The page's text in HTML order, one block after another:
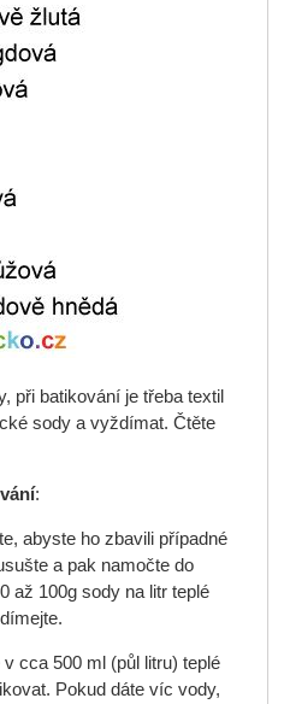
při batikování je třeba textil
sody a vyždímat. Čtěte
:
abyste ho zbavili případné
a pak namočte do
až 100g sody na litr teplé
cca 500 ml (půl litru) teplé
Pokud dáte víc vody,